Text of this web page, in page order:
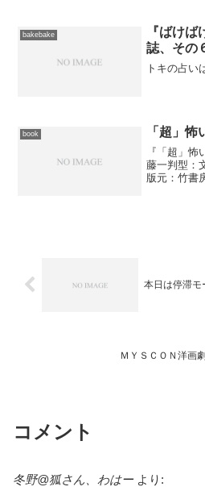
親...
bakebake
『ばけば
誌、その
トキの占い
book 「超」怖
『「超」
藤一判型：
版元：竹書
本日は停滞モ
ＭＹＳＣＯＮ洋画
コメント
冬野@狐さん、わはー より: